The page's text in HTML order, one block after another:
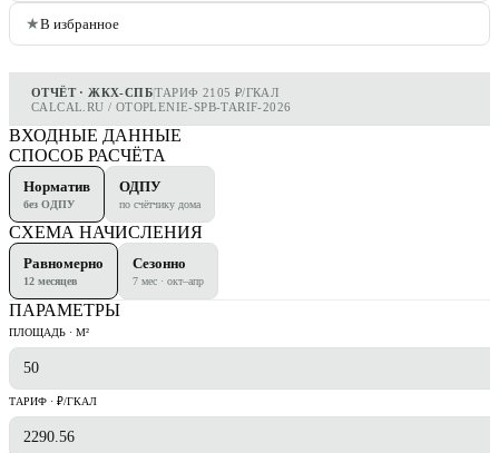
★В избранное
ОТЧЁТ · ЖКХ-СПБ|ТАРИФ 2105 ₽/ГКАЛ
CALCAL.RU / OTOPLENIE-SPB-TARIF-2026
ВХОДНЫЕ ДАННЫЕ
СПОСОБ РАСЧЁТА
Норматив
без ОДПУ
ОДПУ
по счётчику дома
СХЕМА НАЧИСЛЕНИЯ
Равномерно
12 месяцев
Сезонно
7 мес · окт–апр
ПАРАМЕТРЫ
ПЛОЩАДЬ · М²
ТАРИФ · ₽/ГКАЛ